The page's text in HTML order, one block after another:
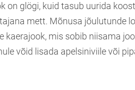
on glögi, kuid tasub uurida
mett. Mõnusa jõulutunde
kaerajook, mis sobib niisama
võid lisada apelsiniviile või